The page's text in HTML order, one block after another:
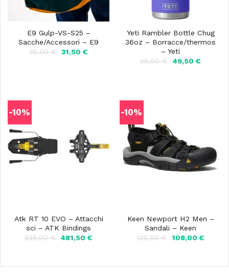
E9 Gulp-VS-S25 –
Sacche/Accessori – E9
35,00€
Il
31,50€Il
Yeti Rambler Bottle Chug
36oz – Borracce/thermos
– Yeti
55,00€
Il
49,50 €Il
-10%
Atk RT 10 EVO – Attacchi
sci – ATK Bindings
535,00€
Il
535,00 €.
481,50€Il
481,50 €.
-10%
Keen Newport H2 Men –
Sandali – Keen
120,00€
Il
120,00 €.
108,00 €Il